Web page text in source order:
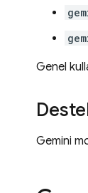
Genel
Gemini